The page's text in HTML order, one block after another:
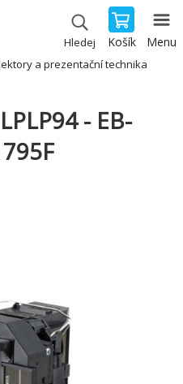
Hledej Košík Menu
a prezentační technika
- EB-